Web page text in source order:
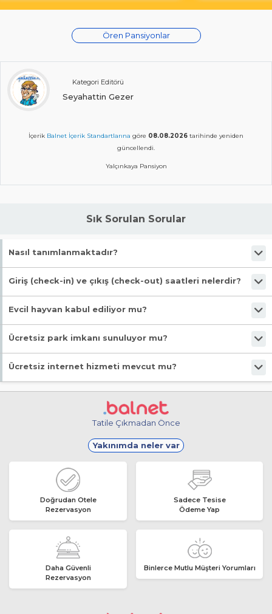
Ören Pansiyonlar
Kategori Editörü
Seyahattin Gezer
İçerik Balnet İçerik Standartlarına göre 08.08.2026 tarihinde yeniden
güncellendi.
Yalçınkaya Pansiyon
Sık Sorulan Sorular
Nasıl tanımlanmaktadır?
Tesis Pansiyon statüsündedir. Öne çıkan özellikleri "Denize Yakın,
Giriş (check-in) ve çıkış (check-out) saatleri nelerdir?
Giriş en erken 13:00, çıkış en geç 11:00 saatindedir.
Evcil hayvan kabul ediliyor mu?
Malesef, evcil hayvan kabul edilmiyor!
Ücretsiz park imkanı sunuluyor mu?
Evet, ücretsiz park imkanı mevcut.
Ücretsiz internet hizmeti mevcut mu?
Evet, ücretsiz internet hizmeti sunuluyor.
Tatile Çıkmadan Önce
Yakınımda neler var
Doğrudan Otele
Rezervasyon
Sadece Tesise
Ödeme Yap
Daha Güvenli
Rezervasyon
Binlerce Mutlu Müşteri Yorumları